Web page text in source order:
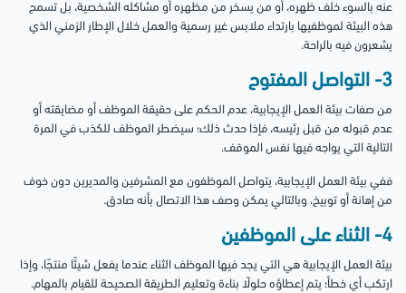
عنه بالسوء خلف ظهره، أو من يسخر من مظهره أو مشاكله الشخصية، بل تسمح
هذه البيئة لموظفيها بارتداء ملابس غير رسمية والعمل خلال الإطار الزمني الذي
يشعرون فيه بالراحة.
3- التواصل المفتوح
من صفات بيئة العمل الإيجابية، عدم الحكم على حقيقة الموظف أو مضايقته أو
عدم قبوله من قبل رئيسه، فإذا حدث ذلك؛ سيضطر الموظف للكذب في المرة
التالية التي يواجه فيها نفس الموقف.
ففي بيئة العمل الإيجابية، يتواصل الموظفون مع المشرفين والمديرين دون خوف
من إهانة أو توبيخ، وبالتالي يمكن وصف هذا الاتصال بأنه صادق.
4- الثناء على الموظفين
بيئة العمل الإيجابية هي التي يجد فيها الموظف الثناء عندما يفعل شيئًا منتجًا، وإذا
ارتكب أي خطأ؛ يتم إعطاؤه حلولًا بناءة وتعليم الطريقة الصحيحة للقيام بالمهام.